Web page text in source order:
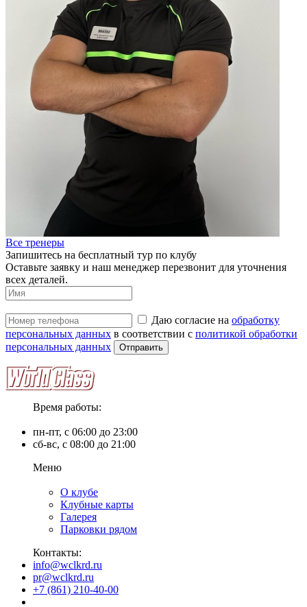
Все тренеры
Запишитесь на бесплатный тур по клубу
Оставьте заявку и наш менеджер перезвонит для уточнения
всех деталей.
Даю согласие на обработку
персональных данных в соответствии с политикой обработки
персональных данных
Время работы:
пн-пт, с 06:00 до 23:00
сб-вс, с 08:00 до 21:00
Меню
О клубе
Клубные карты
Галерея
Парковки рядом
Контакты:
info@wclkrd.ru
pr@wclkrd.ru
+7 (861) 210-40-00